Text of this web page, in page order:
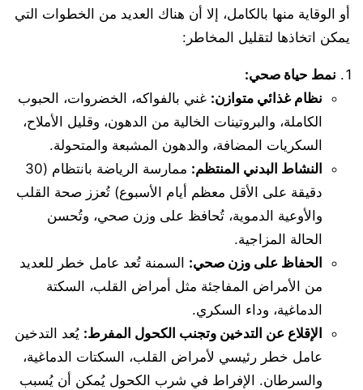
أو الوقاية منها بالكامل، إلا أن هناك العديد من الخطوات التي
يمكن اتخاذها لتقليل المخاطر:
نمط حياة صحي:
نظام غذائي متوازن: غني بالفواكه، الخضروات، الحبوب
الكاملة، والبروتينات الخالية من الدهون، وقليل الأملاح،
السكريات المضافة، والدهون المشبعة والمتحولة.
النشاط البدني المنتظم:
ممارسة الرياضة بانتظام (30
دقيقة على الأقل معظم أيام الأسبوع) تُعزز صحة القلب
والأوعية الدموية، تُحافظ على وزن صحي، وتُحسن
الحالة المزاجية.
الحفاظ على وزن صحي: السمنة تُعد عامل خطر للعديد
من الأمراض المفاجئة مثل أمراض القلب، السكتة
الدماغية، وداء السكري.
الإقلاع عن التدخين وتجنب الكحول المفرط: يُعد التدخين
عامل خطر رئيسي لأمراض القلب، السكتات الدماغية،
والسرطان. الإفراط في شرب الكحول يُمكن أن يُسبب